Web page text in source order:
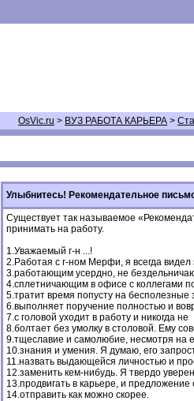
OsVic.ru > ВУЗ РАБОТА КАРЬЕРА >
Улыбнитесь! Рекомендательное
Существует так называемое
принимать на работу.
1.Уважаемый г-н ...!
2.Работая с г-ном Мерфи, я всегда видел
3.работающим усердно, не
4.сплетничающим в офисе с коллегами
5.тратит время попусту на бесполезные
6.выполняет поручение полностью и
7.с головой уходит в работу и никогда не
8.болтает без умолку в столовой. Ему
9.тщеславие и самолюбие, несмотря на
10.знания и умения. Я думаю, его
11.назвать выдающейся личностью и
12.заменить кем-нибудь. Я твердо
13.продвигать в карьере, и
14.отправить как можно скорее.